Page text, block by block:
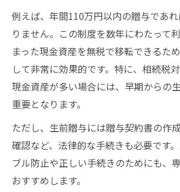
例えば、年間110万円以内の贈与であ
りません。この制度を数年にわたって
まった現金資産を無税で移転できるた
して非常に効果的です。特に、相続税
現金資産が多い場合には、早期からの
重要となります。
ただし、生前贈与には贈与契約書の作
確認など、法律的な手続きも必要です
ブル防止や正しい手続きのためにも、
おすすめします。